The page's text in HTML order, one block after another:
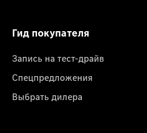
Гид покупателя
Запись на тест-драйв
Спецпредложения
Выбрать дилера